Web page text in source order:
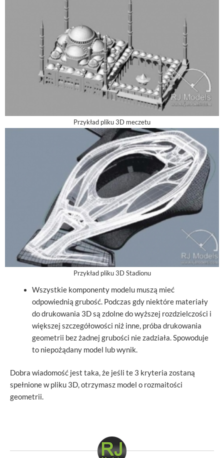
Przykład pliku 3D meczetu
Przykład pliku 3D Stadionu
Wszystkie komponenty modelu muszą mieć
odpowiednią grubość. Podczas gdy niektóre materiały
do drukowania 3D są zdolne do wyższej rozdzielczości i
większej szczegółowości niż inne, próba drukowania
geometrii bez żadnej grubości nie zadziała. Spowoduje
to niepożądany model lub wynik.
Dobra wiadomość jest taka, że jeśli te 3 kryteria zostaną
spełnione w pliku 3D, otrzymasz model o rozmaitości
geometrii.